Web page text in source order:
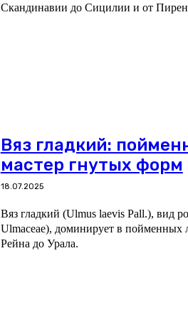
Скандинавии до Сицилии и от
Вяз гладкий:
мастер гнутых форм
18.07.2025
Вяз гладкий (Ulmus laevis Pall.), вид
Ulmaceae), доминирует в пойменных
Рейна до Урала.